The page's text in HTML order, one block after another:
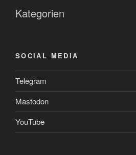
Kategorien
SOCIAL MEDIA
Telegram
Mastodon
YouTube